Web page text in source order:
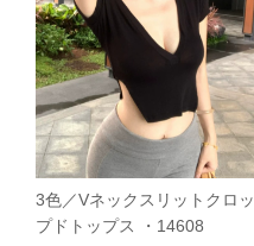
3色／Vネックスリットクロッ
プドトップス ・14608